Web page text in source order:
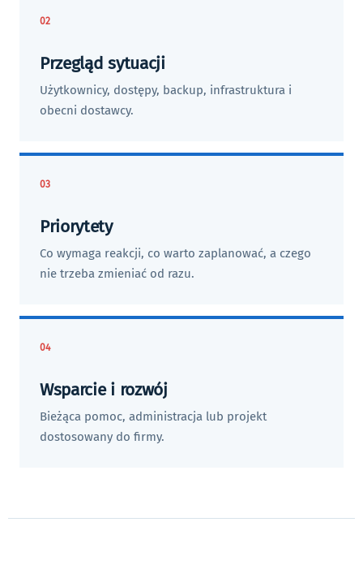
02
Przegląd sytuacji
Użytkownicy, dostępy, backup, infrastruktura i
obecni dostawcy.
03
Priorytety
Co wymaga reakcji, co warto zaplanować, a czego
nie trzeba zmieniać od razu.
04
Wsparcie i rozwój
Bieżąca pomoc, administracja lub projekt
dostosowany do firmy.